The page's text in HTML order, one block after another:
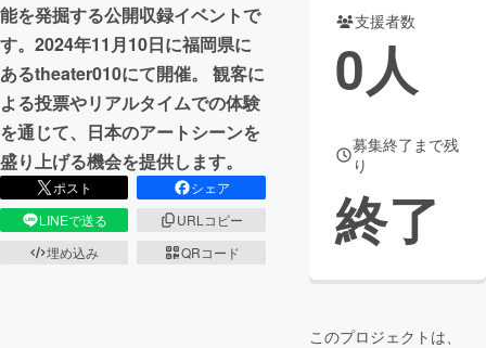
まちづくり・地域活性化
CAMPFIRE for Social Good
CAMPFIRE Creation
CAMPFIREふるさと納税machi-ya
能を発掘する公開収録イベントで
す。2024年11月10日に福岡県に
あるtheater010にて開催。 観客に
よる投票やリアルタイムでの体験
を通じて、日本のアートシーンを
盛り上げる機会を提供します。
ポスト
シェア
LINEで送る
URLコピー
埋め込み
QRコード
支援者数
0人
募集終了まで残
り
終了
このプロジェクトは、